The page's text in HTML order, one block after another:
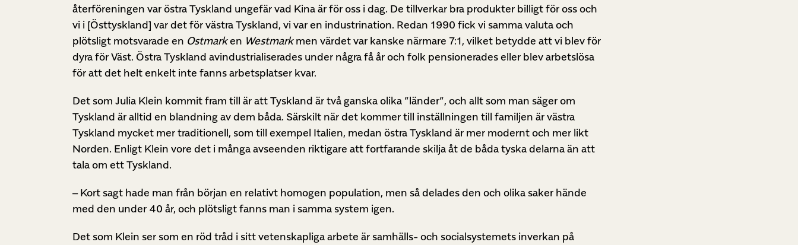
återföreningen var östra Tyskland ungefär vad Kina är för oss i dag. De tillverkar bra produkter billigt för oss och
vi i [Östtyskland] var det för västra Tyskland, vi var en industrination. Redan 1990 fick vi samma valuta och
plötsligt motsvarade en Ostmarken Westmarkmen värdet var kanske närmare 7:1, vilket betydde att vi blev för
dyra för Väst. Östra Tyskland avindustrialiserades under några få år och folk pensionerades eller blev arbetslösa
för att det helt enkelt inte fanns arbetsplatser kvar.
Det som Julia Klein kommit fram till är att Tyskland är två ganska olika ”länder”, och allt som man säger om
Tyskland är alltid en blandning av dem båda. Särskilt när det kommer till inställningen till familjen är västra
Tyskland mycket mer traditionell, som till exempel Italien, medan östra Tyskland är mer modernt och mer likt
Norden. Enligt Klein vore det i många avseenden riktigare att fortfarande skilja åt de båda tyska delarna än att
tala om ett Tyskland.
– Kort sagt hade man från början en relativt homogen population, men så delades den och olika saker hände
med den under 40 år, och plötsligt fanns man i samma system igen.
Det som Klein ser som en röd tråd i sitt vetenskapliga arbete är samhälls- och socialsystemets inverkan på